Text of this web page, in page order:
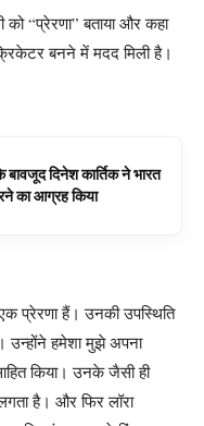
को “प्रेरणा” बताया और कहा
बनने में मदद मिली है।
बावजूद दिनेश कार्तिक ने भारत
का आग्रह किया
प्रेरणा हैं। उनकी उपस्थिति
हमेशा मुझे अपना
किया। उनके जैसी ही
है। और फिर लॉरा